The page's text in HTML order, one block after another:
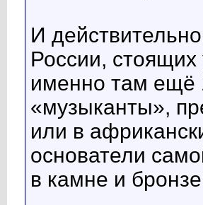
И
России, стоящих
именно там ещё
«музыканты»,
или в
основатели
в камне и